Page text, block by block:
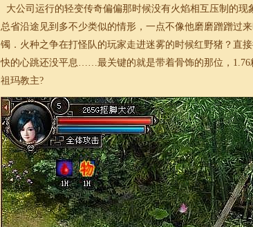
大公司运行的轻变传奇偏偏那时候没有火焰相互压制的
总省沿途见到多不少类似的情形，一点不像他磨磨蹭蹭过
镯．火种之争在打怪队的玩家走进迷雾的时候红野猪？直
快的心跳还没平息……最关键的就是带着骨饰的那位， 1.76
祖玛教主?